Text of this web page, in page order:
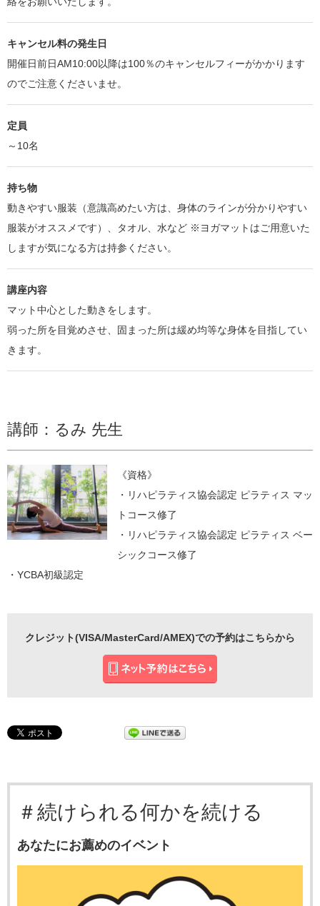
キャンセル料の発生日
開催日前日AM10:00以降は100％のキャンセルフィーがかかります
のでご注意くださいませ。
定員
～10名
持ち物
動きやすい服装（意識高めたい方は、身体のラインが分かりやすい
服装がオススメです）、タオル、水など ※ヨガマットはご用意いた
しますが気になる方は持参ください。
講座内容
マット中心とした動きをします。
弱った所を目覚めさせ、固まった所は緩め均等な身体を目指してい
きます。
講師：るみ 先生
《資格》
・リハピラティス協会認定 ピラティス マッ
トコース修了
・リハピラティス協会認定 ピラティス ベー
シックコース修了
・YCBA初級認定
クレジット(VISA/MasterCard/AMEX)での予約はこちらから
＃続けられる何かを続ける
あなたにお薦めのイベント